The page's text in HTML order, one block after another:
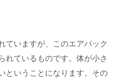
ていますが、このエアバック
れているものです。体が小さ
ということになります。その